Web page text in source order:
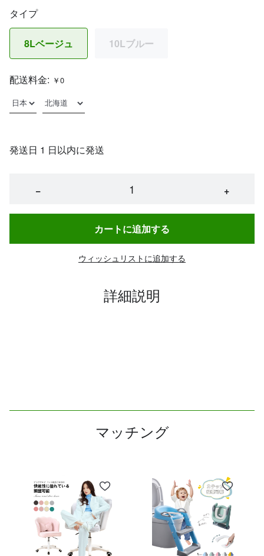
タイプ
8Lベージュ 10Lブルー
配送料金: ￥0
発送日 1 日以内に発送
− +
カートに追加する
ウィッシュリストに追加する
詳細説明
マッチング